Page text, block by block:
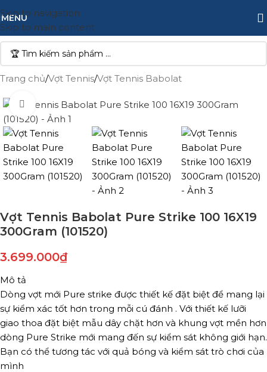
Skip to navigation
Skip to main content
MENU
Trang chủ/Vợt Tennis/Vợt Tennis Babolat
Click to enlarge
Vợt Tennis Babolat Pure Strike 100 16X19
300Gram (101520)
3.699.000₫
Mô tả
Dòng vợt mới Pure strike được thiết kế đặt biệt để mang lại
sự kiểm xác tốt hơn trong mỗi cú đánh . Với thiết kế lưỡi
giao thoa đặt biệt mẫu dây chặt hơn và khung vợt mền hơn
dòng Pure Strike mới mang đến sự kiểm sát không giới hạn.
Bạn có thể tương tác với quả bóng và kiểm sát trò chơi của
mình